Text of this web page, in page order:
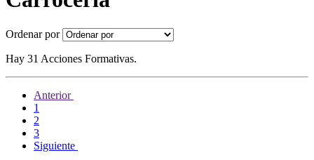
Ordenar por
Hay 31 Acciones Formativas.
Anterior
1
2
3
Siguiente